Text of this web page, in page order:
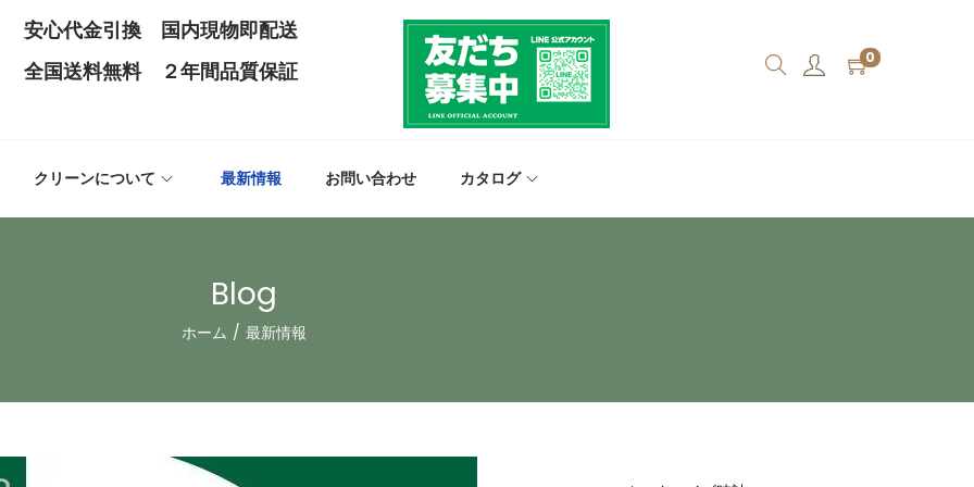
安心代金引換 国内現物即配送
全国送料無料 ２年間品質保証
0
クリーンについて 最新情報 お問い合わせ カタログ
Blog
ホーム / 最新情報